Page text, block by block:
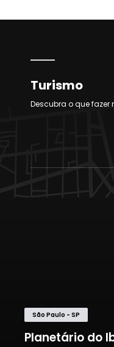
Turismo
Descubra o que
São Paulo - SP
Planetário do